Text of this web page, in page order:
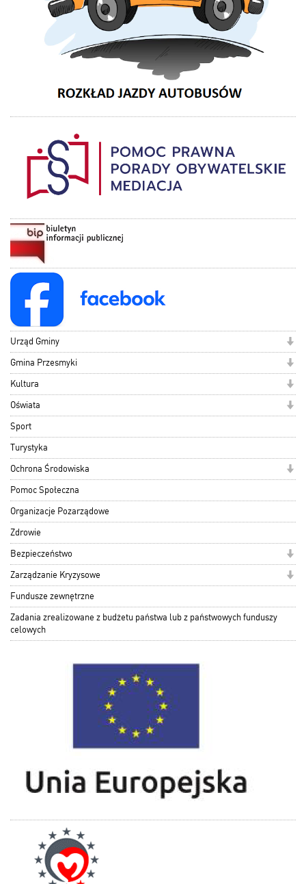
Urząd Gminy
Gmina Przesmyki
Kultura
Oświata
Sport
Turystyka
Ochrona Środowiska
Pomoc Społeczna
Organizacje Pozarządowe
Zdrowie
Bezpieczeństwo
Zarządzanie Kryzysowe
Fundusze zewnętrzne
Zadania zrealizowane z budżetu państwa lub z państwowych funduszy
celowych